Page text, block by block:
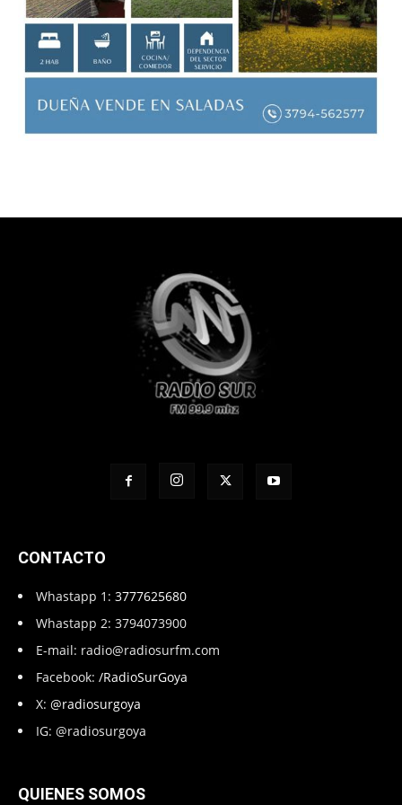
CONTACTO
Whastapp 1: 3777625680
Whastapp 2: 3794073900
E-mail: radio@radiosurfm.com
Facebook: /RadioSurGoya
X: @radiosurgoya
IG: @radiosurgoya
QUIENES SOMOS